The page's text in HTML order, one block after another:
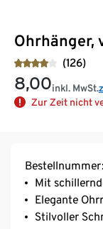
Ohrhänger,
(126)
8,00inkl. MwSt.
Zur Zeit nicht
Mit
Elegante
Stilvoller